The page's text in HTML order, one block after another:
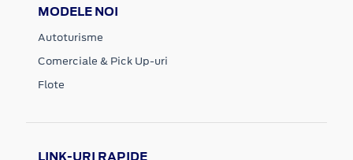
MODELE NOI
Autoturisme
Comerciale & Pick Up-uri
Flote
LINK-URI RAPIDE